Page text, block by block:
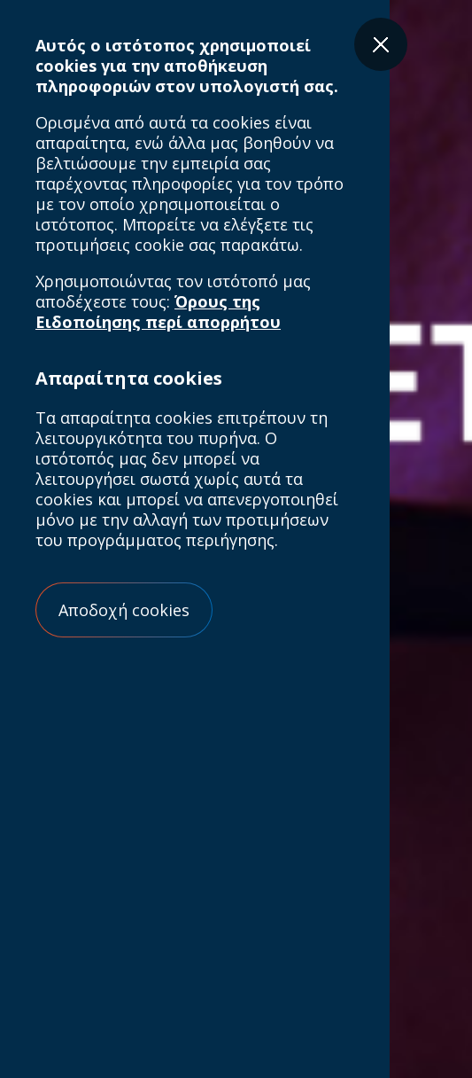
main
content
Αυτός ο ιστότοπος χρησιμοποιεί
cookies για την αποθήκευση
πληροφοριών στον υπολογιστή σας.
Ορισμένα από αυτά τα cookies είναι
απαραίτητα, ενώ άλλα μας βοηθούν να
βελτιώσουμε την εμπειρία σας
παρέχοντας πληροφορίες για τον τρόπο
με τον οποίο χρησιμοποιείται ο
ιστότοπος. Μπορείτε να ελέγξετε τις
προτιμήσεις cookie σας παρακάτω.
Χρησιμοποιώντας τον ιστότοπό μας
αποδέχεστε τους: Όρους της
Ειδοποίησης περί απορρήτου
Απαραίτητα cookies
Τα απαραίτητα cookies επιτρέπουν τη
λειτουργικότητα του πυρήνα. Ο
ιστότοπός μας δεν μπορεί να
λειτουργήσει σωστά χωρίς αυτά τα
cookies και μπορεί να απενεργοποιηθεί
μόνο με την αλλαγή των προτιμήσεων
του προγράμματος περιήγησης.
Αποδοχή cookies